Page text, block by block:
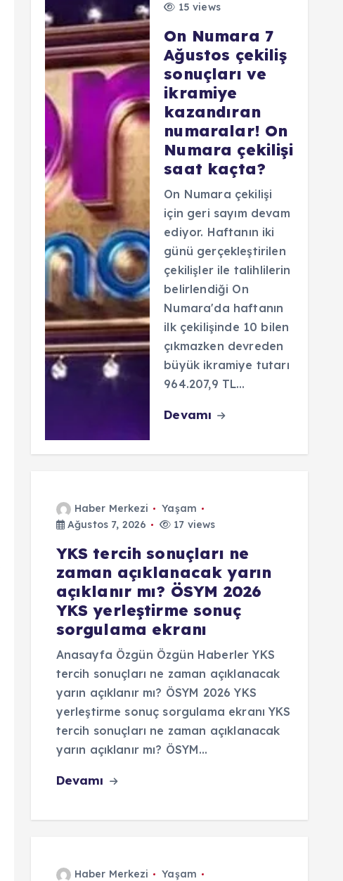
15 views
On Numara 7
Ağustos çekiliş
sonuçları ve
ikramiye
kazandıran
numaralar! On
Numara çekilişi
saat kaçta?
On Numara çekilişi
için geri sayım devam
ediyor. Haftanın iki
günü gerçekleştirilen
çekilişler ile talihlilerin
belirlendiği On
Numara'da haftanın
ilk çekilişinde 10 bilen
çıkmazken devreden
büyük ikramiye tutarı
964.207,9 TL…
Devamı
Haber Merkezi
Yaşam
Ağustos 7, 2026
17 views
YKS tercih sonuçları ne
zaman açıklanacak yarın
açıklanır mı? ÖSYM 2026
YKS yerleştirme sonuç
sorgulama ekranı
Anasayfa Özgün Özgün Haberler YKS
tercih sonuçları ne zaman açıklanacak
yarın açıklanır mı? ÖSYM 2026 YKS
yerleştirme sonuç sorgulama ekranı YKS
tercih sonuçları ne zaman açıklanacak
yarın açıklanır mı? ÖSYM…
Devamı
Haber Merkezi
Yaşam